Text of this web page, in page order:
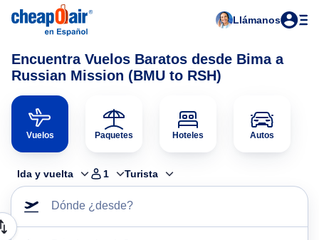
Llámanos
Encuentra Vuelos Baratos desde Bima a
Russian Mission (BMU to RSH)
Vuelos Paquetes Hoteles Autos
Ida y vuelta 1 Turista
Dónde ¿desde?